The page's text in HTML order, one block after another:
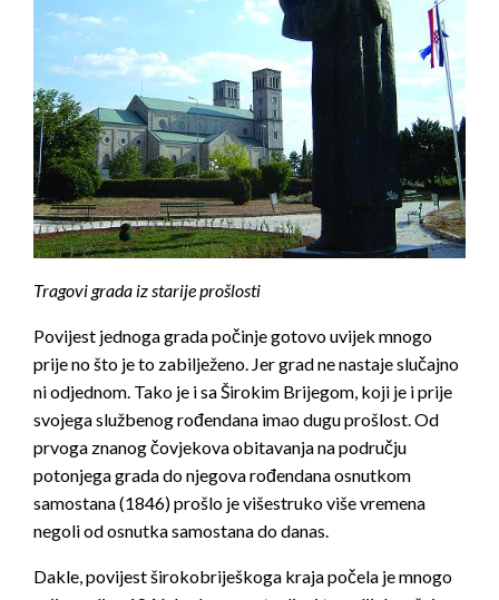
Tragovi grada iz starije prošlosti
Povijest jednoga grada počinje gotovo uvijek mnogo
prije no što je to zabilježeno. Jer grad ne nastaje slučajno
ni odjednom. Tako je i sa Širokim Brijegom, koji je i prije
svojega službenog rođendana imao dugu prošlost. Od
prvoga znanog čovjekova obitavanja na području
potonjega grada do njegova rođendana osnutkom
samostana (1846) prošlo je višestruko više vremena
negoli od osnutka samostana do danas.
Dakle, povijest širokobriješkoga kraja počela je mnogo